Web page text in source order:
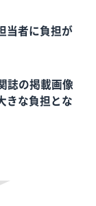
当者に負担が
誌の掲載画像
きな負担とな